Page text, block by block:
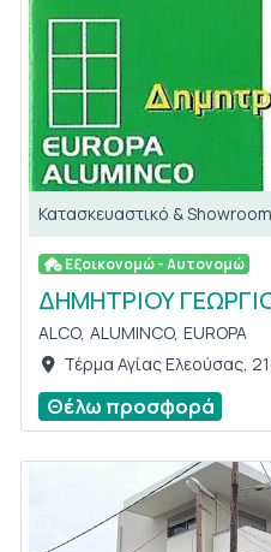
Κατασκευαστικό & Showroom
Εξοικονομώ - Αυτονομώ
ΔΗΜΗΤΡΙΟΥ
ALCO, ALUMINCO, EUROPA
Τέρμα Αγίας Ελεούσας,
Θέλω προσφορά